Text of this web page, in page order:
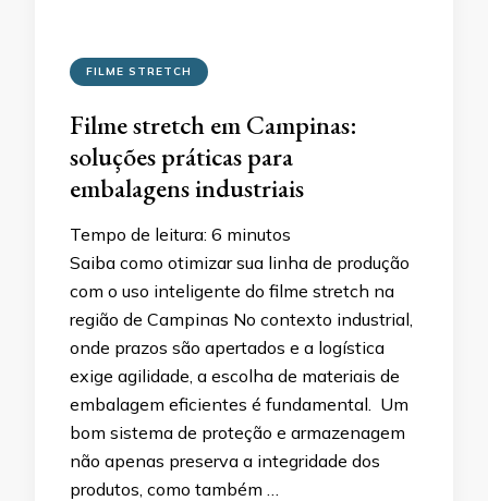
FILME STRETCH
Filme stretch em Campinas:
soluções práticas para
embalagens industriais
Tempo de leitura: 6 minutos
Saiba como otimizar sua linha de produção
com o uso inteligente do filme stretch na
região de Campinas No contexto industrial,
onde prazos são apertados e a logística
exige agilidade, a escolha de materiais de
embalagem eficientes é fundamental. Um
bom sistema de proteção e armazenagem
não apenas preserva a integridade dos
produtos, como também …